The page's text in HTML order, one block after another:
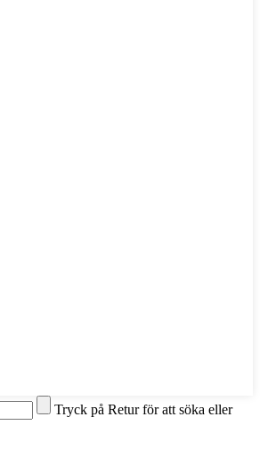
Tryck på Retur för att söka eller